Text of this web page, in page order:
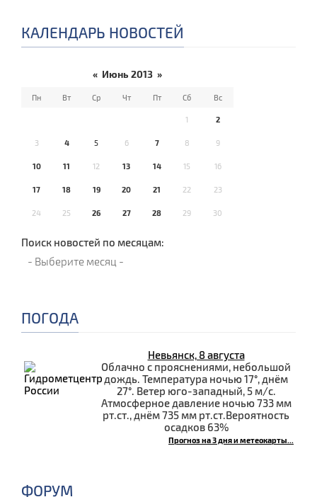
КАЛЕНДАРЬ НОВОСТЕЙ
« Июнь 2013 »
Пн Вт Ср Чт Пт Сб Вс
1 2
3 4 5 6 7 8 9
10 11 12 13 14 15 16
17 18 19 20 21 22 23
24 25 26 27 28 29 30
Поиск новостей по месяцам:
ПОГОДА
Невьянск, 8 августа
Облачно с прояснениями, небольшой
дождь. Температура ночью 17°, днём
27°. Ветер юго-западный, 5 м/с.
Атмосферное давление ночью 733 мм
рт.ст., днём 735 мм рт.ст.Вероятность
осадков 63%
Прогноз на 3 дня и метеокарты...
ФОРУМ